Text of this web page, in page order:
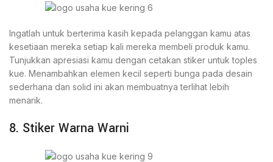
Ingatlah untuk berterima kasih kepada pelanggan kamu atas
kesetiaan mereka setiap kali mereka membeli produk kamu.
Tunjukkan apresiasi kamu dengan cetakan stiker untuk toples
kue. Menambahkan elemen kecil seperti bunga pada desain
sederhana dan solid ini akan membuatnya terlihat lebih
menarik.
8. Stiker Warna Warni